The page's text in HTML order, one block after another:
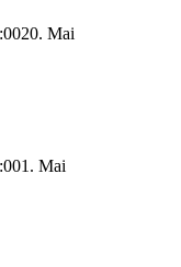
20. Mai
1. Mai